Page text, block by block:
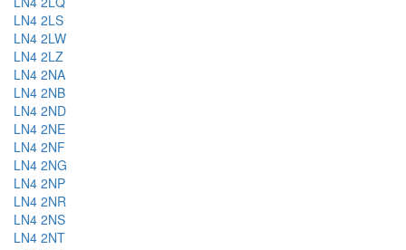
LN4 2LS
LN4 2LW
LN4 2LZ
LN4 2NA
LN4 2NB
LN4 2ND
LN4 2NE
LN4 2NF
LN4 2NG
LN4 2NP
LN4 2NR
LN4 2NS
LN4 2NT